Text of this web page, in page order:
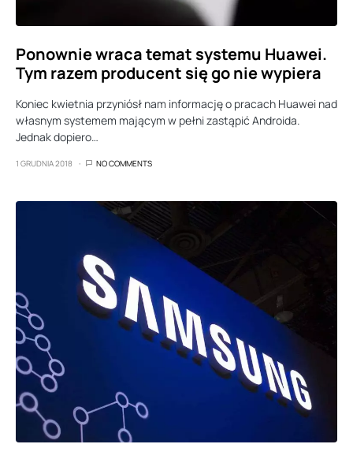
Ponownie wraca temat systemu Huawei.
Tym razem producent się go nie wypiera
Koniec kwietnia przyniósł nam informację o pracach Huawei nad
własnym systemem mającym w pełni zastąpić Androida.
Jednak dopiero…
1 GRUDNIA 2018 NO COMMENTS